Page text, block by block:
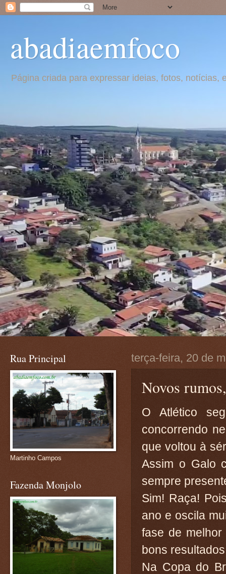
abadiaemfoco
Página criada para expressar ideias, fotos,
terça-feira, 20 de
Novos
O Atlético
concorrendo
que voltou à
Assim o Galo
sempre
Sim! Raça!
ano e oscila
fase de
bons
Na Copa do
Rua Principal
Martinho Campos
Fazenda Monjolo